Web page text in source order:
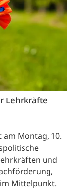
Lehrkräfte
am Montag, 10.
und
Mittelpunkt.